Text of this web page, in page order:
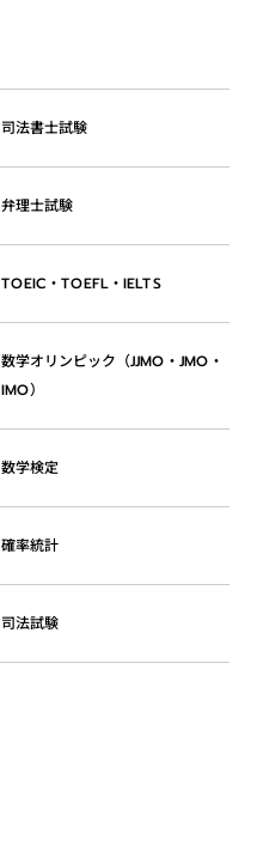
司法書士試験
弁理士試験
TOEIC・TOEFL・IELTS
数学オリンピック（JJMO・JMO・
IMO）
数学検定
確率統計
司法試験